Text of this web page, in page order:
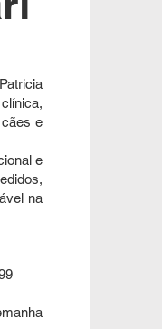
cães e
e
na